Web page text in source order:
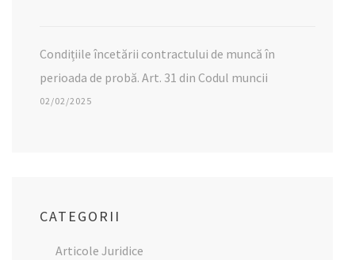
Condițiile încetării contractului de muncă în
perioada de probă. Art. 31 din Codul muncii
02/02/2025
CATEGORII
Articole Juridice